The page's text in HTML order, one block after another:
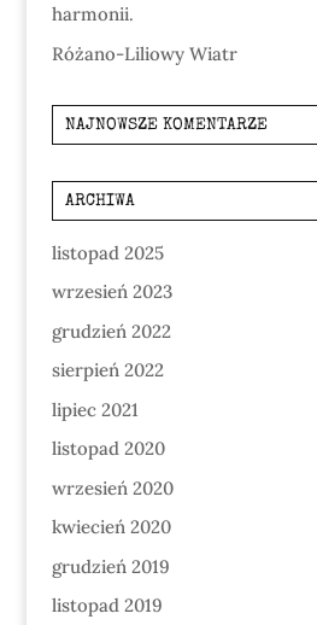
harmonii.
Różano-Liliowy Wiatr
NAJNOWSZE KOMENTARZE
ARCHIWA
listopad 2025
wrzesień 2023
grudzień 2022
sierpień 2022
lipiec 2021
listopad 2020
wrzesień 2020
kwiecień 2020
grudzień 2019
listopad 2019